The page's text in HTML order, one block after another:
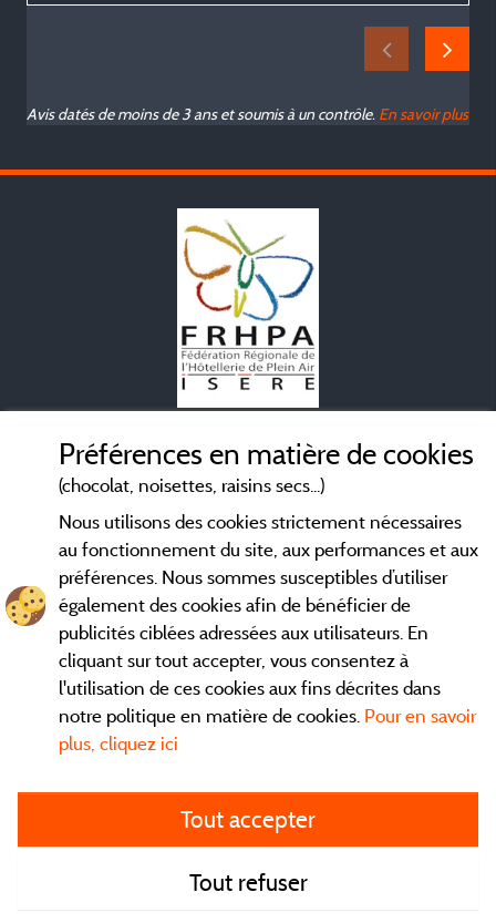
Avis datés de moins de 3 ans et soumis à un contrôle. En savoir plus
Conditions générales d'utilisation
Contact
CGV
Les meilleurscampings en Isère. Consultez les fiches de nos
adhérents et découvrez nos meilleures offres dans leVercors
la chaine des Belledones, en Chartreuse, en station...
directement ici en ligne avant de contacter le camping pour
Faites vous votre propre idée du camping, au pied d'un lac,
avec club enfants, avec vos animaux de compagnie, sous la
ou dans un mobil home... Choisissez vos
Préférences en matière de cookies
(chocolat, noisettes, raisins secs...)
Nous utilisons des cookies strictement nécessaires
au fonctionnement du site, aux performances et aux
préférences. Nous sommes susceptibles d’utiliser
également des cookies afin de bénéficier de
publicités ciblées adressées aux utilisateurs. En
cliquant sur tout accepter, vous consentez à
l'utilisation de ces cookies aux fins décrites dans
notre politique en matière de cookies. Pour en savoir
plus, cliquez ici
Tout accepter
Tout refuser